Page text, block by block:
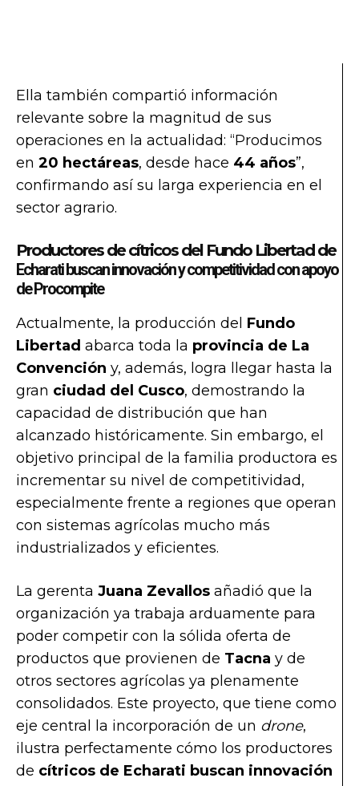
Ella también compartió información
relevante sobre la magnitud de sus
operaciones en la actualidad: “Producimos
en 20 hectáreas, desde hace 44 años”,
confirmando así su larga experiencia en el
sector agrario.
Productores de cítricos del Fundo Libertad de
Echaratibuscan innovación y competitividad con apoyo
de Procompite
Actualmente, la producción del Fundo
Libertad abarca toda la provincia de La
Convención y, además, logra llegar hasta la
gran ciudad del Cusco, demostrando la
capacidad de distribución que han
alcanzado históricamente. Sin embargo, el
objetivo principal de la familia productora es
incrementar su nivel de competitividad,
especialmente frente a regiones que operan
con sistemas agrícolas mucho más
industrializados y eficientes.
La gerenta Juana Zevallos añadió que la
organización ya trabaja arduamente para
poder competir con la sólida oferta de
productos que provienen de Tacna y de
otros sectores agrícolas ya plenamente
consolidados. Este proyecto, que tiene como
eje central la incorporación de un drone,
ilustra perfectamente cómo los productores
de cítricos de Echarati buscan innovación